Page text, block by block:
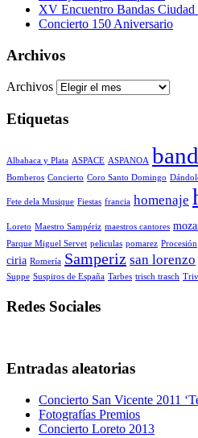
XV Encuentro Bandas Ciudad
Concierto 150 Aniversario
Archivos
Archivos
Etiquetas
Albahaca y Plata ASPACE ASPANOA
Bomberos Concierto Coro Santo Domingo
Fete dela Musique Fiestas francia homenaje
Loreto Maestro Sampériz maestros cantores
Parque Miguel Servet peliculas pomarez Procesión
ciria Romería Samperiz san lorenzo
Suppe Suspiros de España Tarbes trisch trasch
Redes Sociales
Entradas aleatorias
Concierto San Vicente 2011
Fotografías Premios
Concierto Loreto 2013